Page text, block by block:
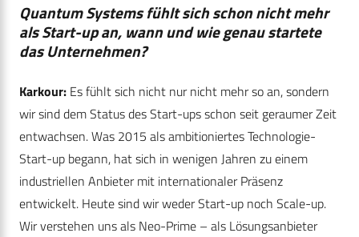
Quantum Systems fühlt sich schon nicht mehr
als Start-up an, wann und wie genau startete
das Unternehmen?
Karkour: Es fühlt sich nicht nur nicht mehr so an, sondern
wir sind dem Status des Start-ups schon seit geraumer Zeit
entwachsen. Was 2015 als ambitioniertes Technologie-
Start-up begann, hat sich in wenigen Jahren zu einem
industriellen Anbieter mit internationaler Präsenz
entwickelt. Heute sind wir weder Start-up noch Scale-up.
Wir verstehen uns als Neo-Prime – als Lösungsanbieter